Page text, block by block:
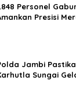
Personel
Presisi
Jambi
Sungai